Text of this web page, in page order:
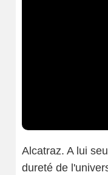
Alcatraz. A lui
dureté de